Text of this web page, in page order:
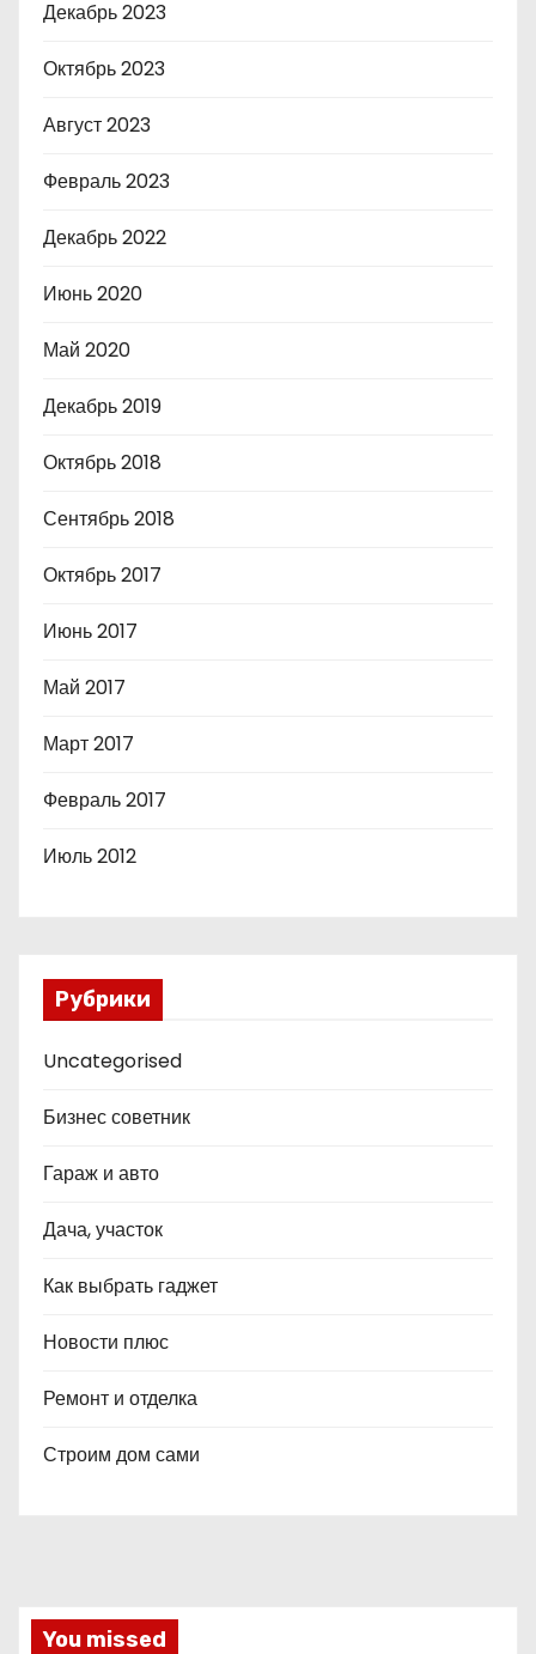
Декабрь 2023
Октябрь 2023
Август 2023
Февраль 2023
Декабрь 2022
Июнь 2020
Май 2020
Декабрь 2019
Октябрь 2018
Сентябрь 2018
Октябрь 2017
Июнь 2017
Май 2017
Март 2017
Февраль 2017
Июль 2012
Рубрики
Uncategorised
Бизнес советник
Гараж и авто
Дача, участок
Как выбрать гаджет
Новости плюс
Ремонт и отделка
Строим дом сами
You missed